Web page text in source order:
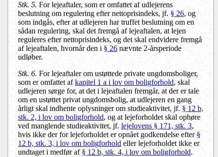
Stk. 5.For lejeaftaler, som er omfattet af udlejerens
beslutning om regulering efter nettoprisindeks, jf.§ 26, og
som indgås, efter at udlejeren har truffet beslutning om en
sådan regulering, skal det fremgå af lejeaftalen, at lejen
reguleres efter nettoprisindeks, og det skal endvidere fremgå
af lejeaftalen, hvornår den i § 26nævnte 2-årsperiode
udløber.
Stk. 6. For lejeaftaler om ustøttede private ungdomsboliger,
som er omfattet afkapitel 1 a i lov om boligforhold, skal
udlejeren sørge for, at det i lejeaftalen fremgår, at der er tale
om en ustøttet privat ungdomsbolig, at udlejeren en gang
årligt skal indhente oplysninger om studieaktivitet, jf.§ 12 b,
stk. 2, i lov om boligforhold, og at lejeforholdet skal ophøre
ved manglende studieaktivitet, jf.lejelovens § 171, stk. 3,
hvis ikke der for lejeforholdet er opnået godkendelse efter §
12 b, stk. 3, i lov om boligforhold eller lejeforholdet ikke er
undtaget i medfør af§ 12 b, stk. 4, i lov om boligforhold.